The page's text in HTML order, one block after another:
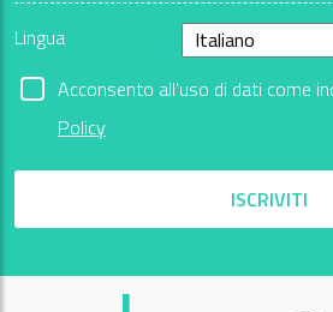
Lingua
Acconsento all'uso di dati come
Policy
ISCRIVITI